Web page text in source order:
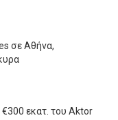
σε Αθήνα,
εκατ. του Aktor